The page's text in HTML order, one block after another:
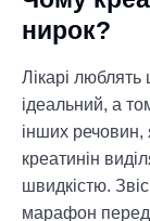
нирок?
Лікарі люблять
ідеальний, а
інших речовин,
креатинін
швидкістю.
марафон перед